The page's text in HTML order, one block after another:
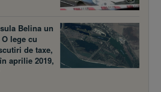
Belina un
lege cu
de taxe,
aprilie 2019,